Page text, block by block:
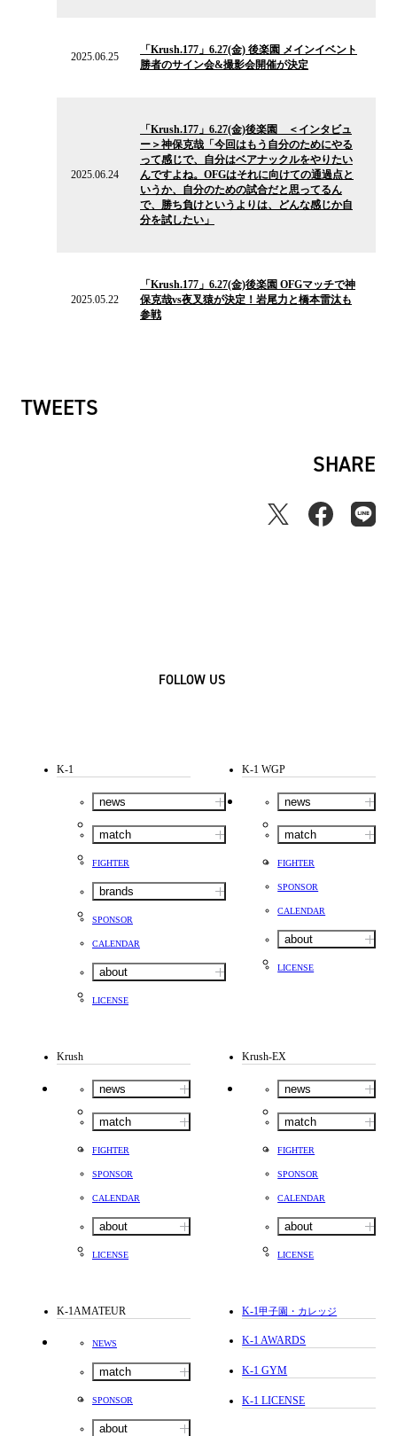
2025.06.25
「Krush.177」6.27(金) 後楽園 メインイベント
勝者のサイン会&撮影会開催が決定
2025.06.24
「Krush.177」6.27(金)後楽園 ＜インタビュ
ー＞神保克哉「今回はもう自分のためにやる
って感じで、自分はベアナックルをやりたい
んですよね。OFGはそれに向けての通過点と
いうか、自分のための試合だと思ってるん
で、勝ち負けというよりは、どんな感じか自
分を試したい」
2025.05.22
「Krush.177」6.27(金)後楽園 OFGマッチで神
保克哉vs夜叉猿が決定！岩尾力と橋本雷汰も
参戦
TWEETS
SHARE
FOLLOW US
K-1
news
match
FIGHTER
brands
SPONSOR
CALENDAR
about
LICENSE
K-1 WGP
news
match
FIGHTER
SPONSOR
CALENDAR
about
LICENSE
Krush
news
match
FIGHTER
SPONSOR
CALENDAR
about
LICENSE
Krush-EX
news
match
FIGHTER
SPONSOR
CALENDAR
about
LICENSE
K-1AMATEUR
NEWS
match
SPONSOR
about
K-1甲子園・カレッジ
K-1 AWARDS
K-1 GYM
K-1 LICENSE